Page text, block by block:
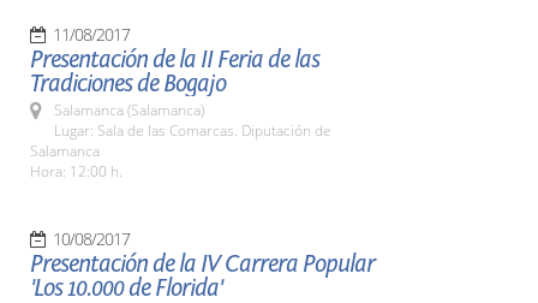
11/08/2017
Presentación de la II Feria de las
Tradiciones de Bogajo
Salamanca (Salamanca)
Lugar: Sala de las Comarcas. Diputación de
Salamanca
Hora: 12:00 h.
10/08/2017
Presentación de la IV Carrera Popular
'Los 10.000 de Florida'